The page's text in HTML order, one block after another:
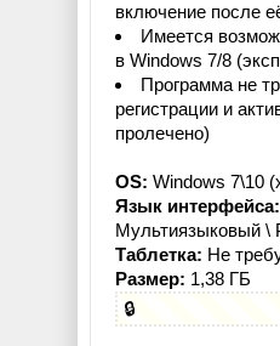
включение после
Имеется
в Windows 7/8
Программа не
регистрации и
пролечено)
OS: Windows 7\10
Язык интерфейса:
Мультиязыковый \
Таблетка: Не
Размер: 1,38 ГБ
🔒